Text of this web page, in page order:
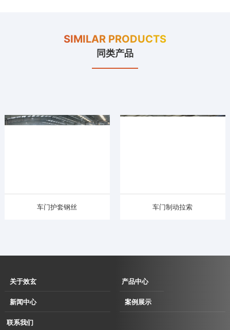
SIMILAR PRODUCTS
同类产品
车门护套钢丝 车门制动拉索
关于效玄
企业简介
发展历程
产品中心
伺服直驱拉丝
新闻中心
企业动态
案例展示
联系我们